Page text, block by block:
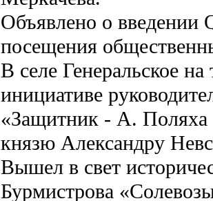
Объявлено о введении
посещения
В селе Генеральское
инициативе
«Защитник - А. Поляха
князю Александру
Вышел в свет
Бурмистрова